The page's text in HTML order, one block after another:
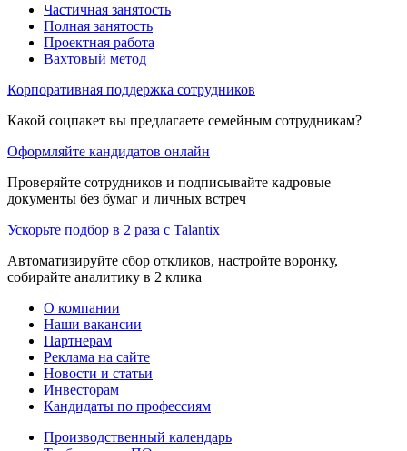
Частичная занятость
Полная занятость
Проектная работа
Вахтовый метод
Корпоративная поддержка сотрудников
Какой соцпакет вы предлагаете семейным сотрудникам?
Оформляйте кандидатов онлайн
Проверяйте сотрудников и подписывайте кадровые
документы без бумаг и личных встреч
Ускорьте подбор в 2 раза с Talantix
Автоматизируйте сбор откликов, настройте воронку,
собирайте аналитику в 2 клика
О компании
Наши вакансии
Партнерам
Реклама на сайте
Новости и статьи
Инвесторам
Кандидаты по профессиям
Производственный календарь